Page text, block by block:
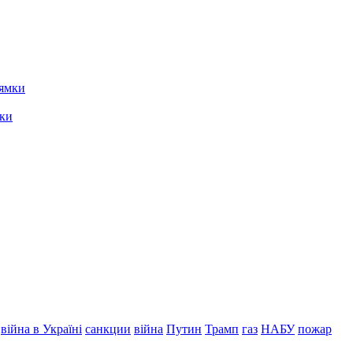
війна в Україні санкции війна Путин Трамп газ НАБУ пожар